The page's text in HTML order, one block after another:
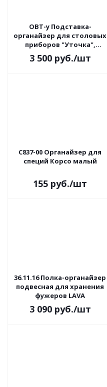
ОВТ-у Подставка-
органайзер для столовых
приборов "Уточка",
Посудный ряд, цвет
красный, ручная работа
3 500руб./шт
С837-00 Органайзер для
специй Корсо малый
155 руб./шт
36.11.16 Полка-органайзер
подвесная для хранения
фужеров LAVA
3 090руб./шт